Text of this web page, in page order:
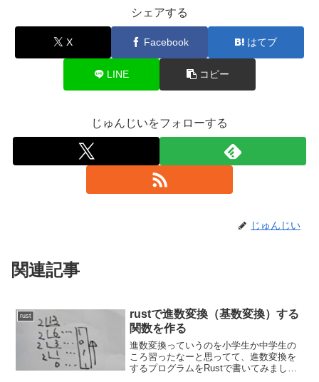
シェアする
X Facebook はてブ
LINE コピー
じゅんじいをフォローする
じゅんじい
関連記事
rust
rustで進数変換（基数変換）する
関数を作る
進数変換っていうのを小学生か中学生の
ころ習ったなーと思ってて、進数変換を
するプログラムをRustで書いてみまし